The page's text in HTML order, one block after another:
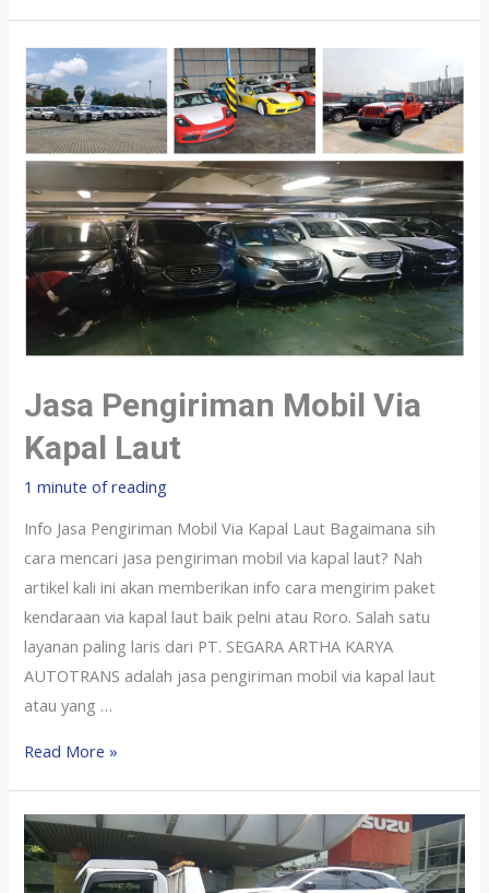
Jasa Pengiriman Mobil Via
Kapal Laut
1 minute of reading
Info Jasa Pengiriman Mobil Via Kapal Laut Bagaimana sih
cara mencari jasa pengiriman mobil via kapal laut? Nah
artikel kali ini akan memberikan info cara mengirim paket
kendaraan via kapal laut baik pelni atau Roro. Salah satu
layanan paling laris dari PT. SEGARA ARTHA KARYA
AUTOTRANS adalah jasa pengiriman mobil via kapal laut
atau yang …
Read More »